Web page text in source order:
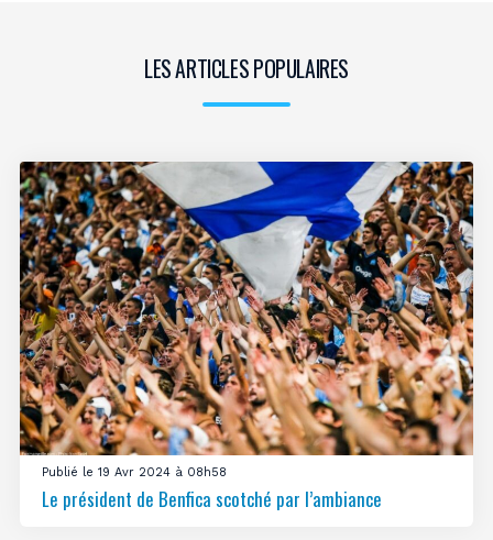
LES ARTICLES POPULAIRES
Publié le 19 Avr 2024 à 08h58
Le président de Benfica scotché par l’ambiance